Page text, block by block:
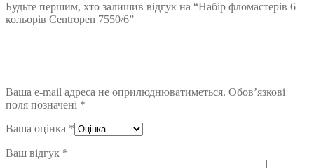
Будьте першим, хто залишив відгук на “Набір фломастерів 6
кольорів Centropen 7550/6”
Ваша e-mail адреса не оприлюднюватиметься. Обов’язкові
поля позначені *
Ваша оцінка *
Ваш відгук *